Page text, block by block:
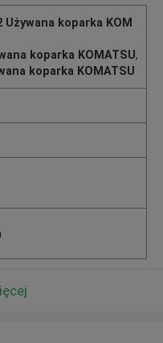
Używana koparka KOM
koparka KOMATSU,
koparka KOMATSU